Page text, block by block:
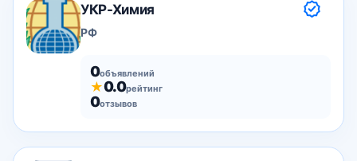
УКР-Химия
РФ
0объявлений
★0.0рейтинг
0отзывов